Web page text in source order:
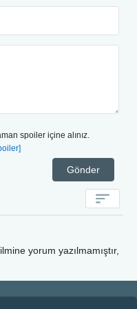
spoiler içine alınız.
Gönder
yorum yazılmamıştır,